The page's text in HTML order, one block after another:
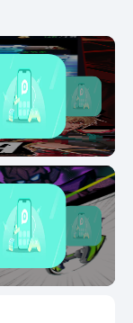
玩家逻辑思维
不断更新，谜
去尝试，去改变
方式，玩家完
。但是新区域
变化，比如某
被显示出来。
锁过的地图，注
是孤立存在
解谜来把整个
动也属于重要
示或者背景故
建议玩家在游
到的信息来推
式、吸引人的
以盼的手机游